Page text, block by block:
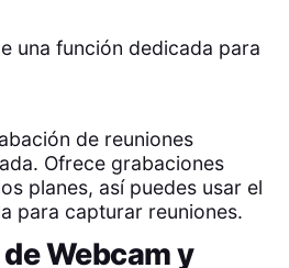
una función dedicada para
de reuniones
Ofrece grabaciones
planes, así puedes usar el
para capturar reuniones.
Webcam y